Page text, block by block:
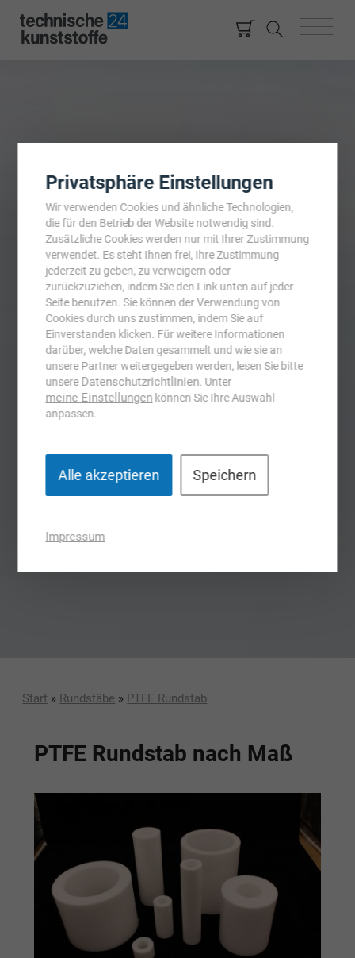
Start » Rundstäbe » PTFE Rundstab
PTFE Rundstab nach Maß
Privatsphäre Einstellungen
Wir verwenden Cookies und ähnliche Technologien,
die für den Betrieb der Website notwendig sind.
Zusätzliche Cookies werden nur mit Ihrer Zustimmung
verwendet. Es steht Ihnen frei, Ihre Zustimmung
jederzeit zu geben, zu verweigern oder
zurückzuziehen, indem Sie den Link unten auf jeder
Seite benutzen. Sie können der Verwendung von
Cookies durch uns zustimmen, indem Sie auf
Einverstanden klicken. Für weitere Informationen
darüber, welche Daten gesammelt und wie sie an
unsere Partner weitergegeben werden, lesen Sie bitte
unsereDatenschutzrichtlinien. Unter
meine Einstellungen können Sie Ihre Auswahl
anpassen.
Alle akzeptieren Speichern
Impressum